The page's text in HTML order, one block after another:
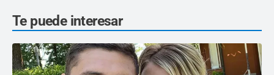
Te puede interesar